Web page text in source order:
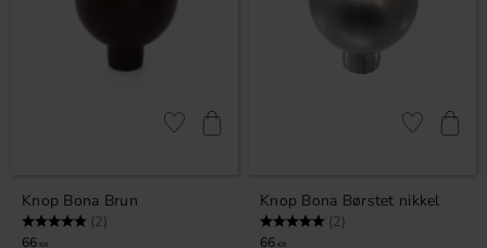
Knop Bona Brun
Vurdering: (2)
66 KR
Gem som favorit
Knop Bona Børstet nikkel
Vurdering: (2)
66 KR
Gem som